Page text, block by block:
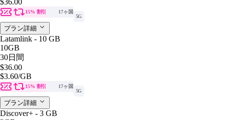
15% 割引
17ヶ国
5G
プラン詳細
Latamlink - 10 GB
10GB
30日間
$36.00
$3.60/GB
15% 割引
17ヶ国
5G
プラン詳細
Discover+ - 3 GB